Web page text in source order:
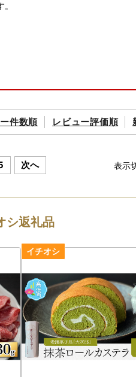
法令で定められた場合を除き、
は、商品の発送、事務連絡、い
情報の提供及び高浜町のふるさ
ざいましたら、ふるさと納税担
件数順 レビュー評価順
次へ 表示
シ返礼品